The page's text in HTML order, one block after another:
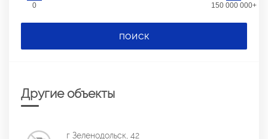
0 150 000 000+
ПОИСК
Другие объекты
г Зеленодольск, 42